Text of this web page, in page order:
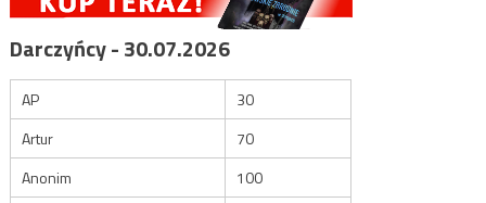
Darczyńcy - 30.07.2026
AP
30
Artur
70
Anonim
100